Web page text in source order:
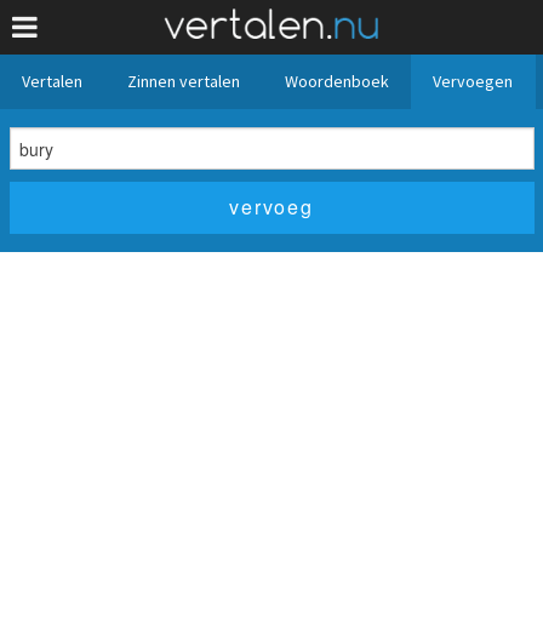
Vertalen Zinnen vertalen Woordenboek Vervoegen